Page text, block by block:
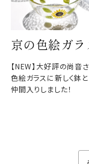
京の色絵ガラ
【NEW】大好評の尚音
色絵ガラスに新しく鉢
仲間入りしました！